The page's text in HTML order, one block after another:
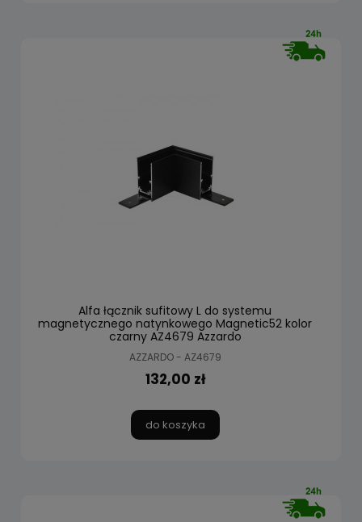
Alfa łącznik sufitowy L do systemu
magnetycznego natynkowego Magnetic52 kolor
czarny AZ4679 Azzardo
AZZARDO - AZ4679
132,00 zł
do koszyka